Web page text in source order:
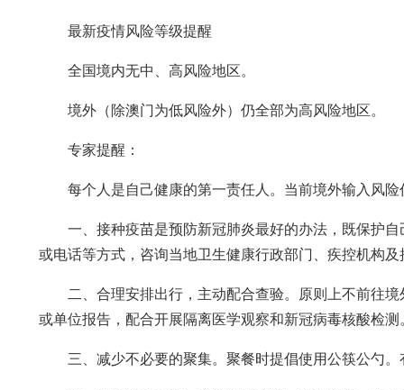
最新疫情风险等级提醒
全国境内无中、高风险地区。
境外（除澳门为低风险外）仍全部为高风险地区。
专家提醒：
每个人是自己健康的第一责任人。当前境外输入风
一、接种疫苗是预防新冠肺炎最好的办法，既保护
或电话等方式，咨询当地卫生健康行政部门、疾控机构及
二、合理安排出行，主动配合查验。原则上不前往
或单位报告，配合开展隔离医学观察和新冠病毒核酸检测
三、减少不必要的聚集。聚餐时提倡使用公筷公勺